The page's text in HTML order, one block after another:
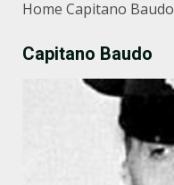
Home Capitano Baudo
Capitano Baudo